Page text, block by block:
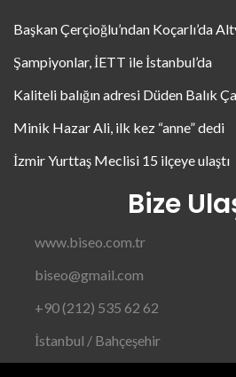
Başkan Çerçioğlu’ndan Koçarlı’da
Şampiyonlar, İETT ile İstanbul’da
Kaliteli balığın adresi Düden Balık
Minik Hazar Ali, ilk kez “anne” dedi
İzmir Yurttaş Meclisi 15 ilçeye ulaştı
Bize
www.biseo.com.tr
biseo@gmail.com
+90 (212) 535 62 62
İstanbul / Bahçeşehir